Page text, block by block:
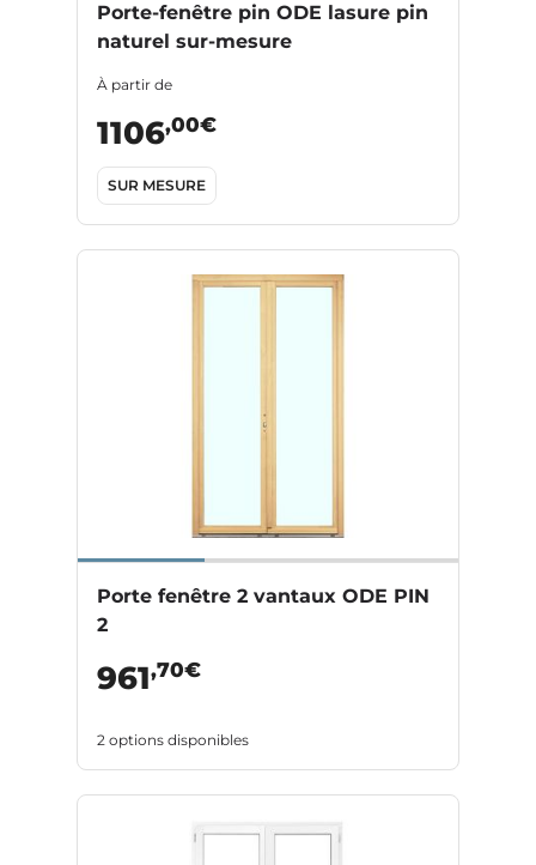
Porte-fenêtre pin ODE lasure pin
naturel sur-mesure
À partir de
1106,00€
SUR MESURE
Porte fenêtre 2 vantaux ODE PIN
2
961,70€
2 options disponibles